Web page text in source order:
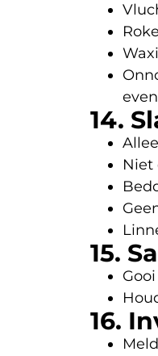
14.
Niet
15.
16.